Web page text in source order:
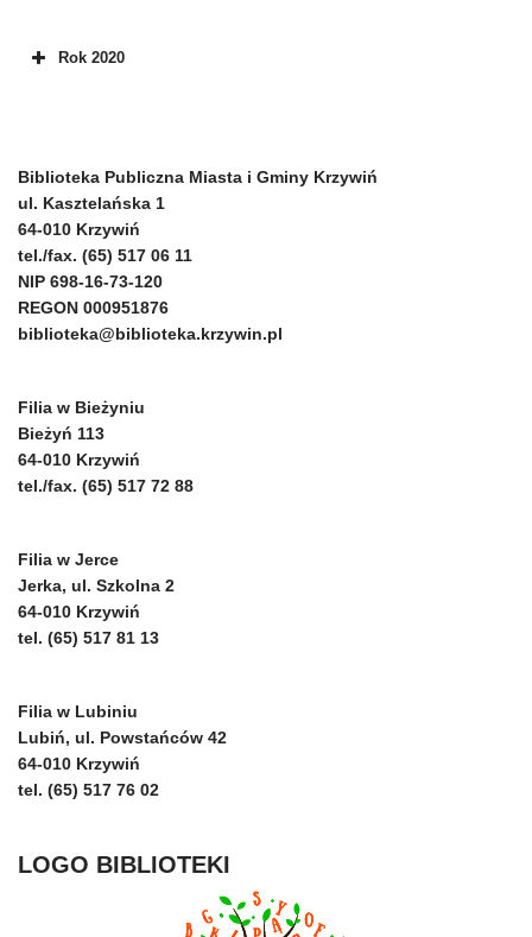
Rok 2020
Biblioteka Publiczna Miasta i Gminy Krzywiń
ul. Kasztelańska 1
64-010 Krzywiń
tel./fax. (65) 517 06 11
NIP 698-16-73-120
REGON 000951876
biblioteka@biblioteka.krzywin.pl
Filia w Bieżyniu
Bieżyń 113
64-010 Krzywiń
tel./fax. (65) 517 72 88
Filia w Jerce
Jerka, ul. Szkolna 2
64-010 Krzywiń
tel. (65) 517 81 13
Filia w Lubiniu
Lubiń, ul. Powstańców 42
64-010 Krzywiń
tel. (65) 517 76 02
LOGO BIBLIOTEKI